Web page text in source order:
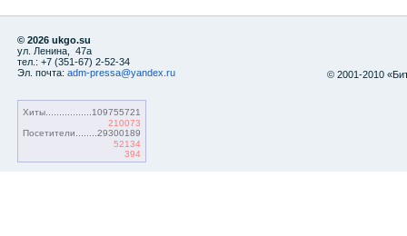
© 2026 ukgo.su
ул. Ленина, 47а
тел.: +7 (351-67) 2-52-34
Эл. почта: adm-pressa@yandex.ru
Хиты
109755721
210073
Посетители
29300189
52134
394
© 2001-2010